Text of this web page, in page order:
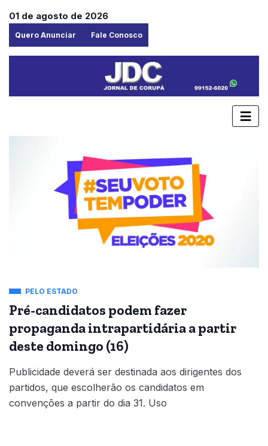
01 de agosto de 2026
Quero Anunciar Fale Conosco
PELO ESTADO
Pré-candidatos podem fazer
propaganda intrapartidária a partir
deste domingo (16)
Publicidade deverá ser destinada aos dirigentes dos
partidos, que escolherão os candidatos em
convenções a partir do dia 31. Uso